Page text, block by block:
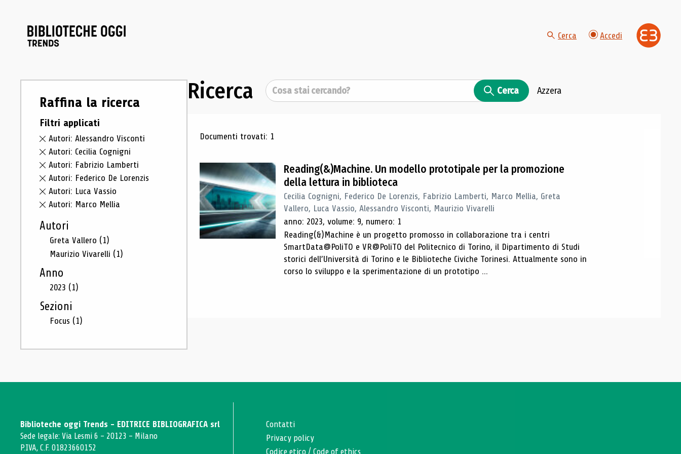
Cerca Accedi
Raffina la ricerca
Filtri applicati
Autori: Alessandro Visconti
Autori: Cecilia Cognigni
Autori: Fabrizio Lamberti
Autori: Federico De Lorenzis
Autori: Luca Vassio
Autori: Marco Mellia
Autori
Greta Vallero (1)
Maurizio Vivarelli (1)
Anno
2023 (1)
Sezioni
Focus (1)
Ricerca Cerca Cerca Azzera
Risultati di ricerca
Documenti trovati: 1
Reading(&)Machine. Un modello prototipale per la promozione
della lettura in biblioteca
Cecilia Cognigni, Federico De Lorenzis, Fabrizio Lamberti, Marco Mellia, Greta
Vallero, Luca Vassio, Alessandro Visconti, Maurizio Vivarelli
anno: 2023, volume: 9, numero: 1
Reading(&)Machine è un progetto promosso in collaborazione tra i centri
SmartData@PoliTO e VR@PoliTO del Politecnico di Torino, il Dipartimento di Studi
storici dell’Università di Torino e le Biblioteche Civiche Torinesi. Attualmente sono in
corso lo sviluppo e la sperimentazione di un prototipo ...
Biblioteche oggi Trends - EDITRICE BIBLIOGRAFICA srl
Sede legale: Via Lesmi 6 - 20123 - Milano
P.IVA, C.F. 01823660152
Contatti
Privacy policy
Codice etico /Code of ethics